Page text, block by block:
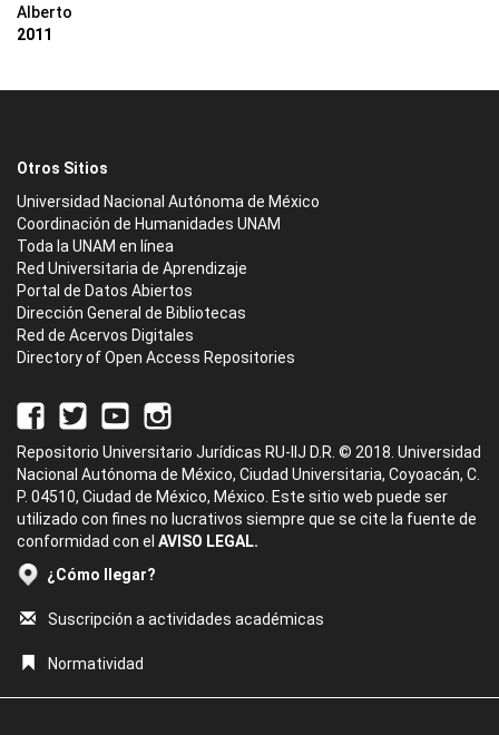
Alberto
2011
Otros Sitios
Universidad Nacional Autónoma de México
Coordinación de Humanidades UNAM
Toda la UNAM en línea
Red Universitaria de Aprendizaje
Portal de Datos Abiertos
Dirección General de Bibliotecas
Red de Acervos Digitales
Directory of Open Access Repositories
Repositorio Universitario Jurídicas RU-IIJ D.R. © 2018. Universidad
Nacional Autónoma de México, Ciudad Universitaria, Coyoacán, C.
P. 04510, Ciudad de México, México. Este sitio web puede ser
utilizado con fines no lucrativos siempre que se cite la fuente de
conformidad con el AVISO LEGAL.
¿Cómo llegar?
Suscripción a actividades académicas
Normatividad